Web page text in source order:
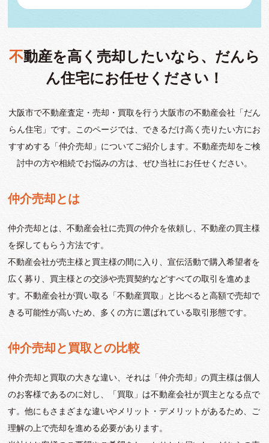
不動産を高く売却したいなら、だんら
ん住宅にお任せください！
大阪市で不動産査定・売却・買取を行う大阪市の不動産会社「だん
らん住宅」です。このページでは、できるだけ高く売りたい方にお
すすめする「仲介売却」についてご紹介します。不動産売却をご検
討中の方や相続でお悩みの方は、ぜひ当社にお任せください。
仲介売却とは
仲介売却とは、不動産会社に売買の仲介を依頼し、不動産の買主様
を探してもらう方法です。
不動産会社が売主様と買主様の間に入り、宣伝活動で購入希望者を
広く募り、買主様との交渉や売買契約などすべての取引を進めま
す。不動産会社が買い取る「不動産買取」と比べると高額で売却で
きる可能性が高いため、多くの方に選ばれている取引形態です。
仲介売却と買取との比較
仲介売却と買取の大きな違い、それは「仲介売却」の買主様は個人
のお客様であるのに対し、「買取」は不動産会社が買主となる点で
す。他にもさまざまな違いやメリット・デメリットがあるため、ご
理解の上で売却を進める必要があります。